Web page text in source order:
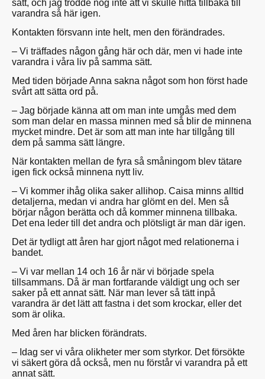
sätt, och jag trodde nog inte att vi skulle hitta tillbaka till
varandra så här igen.
Kontakten försvann inte helt, men den förändrades.
– Vi träffades någon gång här och där, men vi hade inte
varandra i våra liv på samma sätt.
Med tiden började Anna sakna något som hon först hade
svårt att sätta ord på.
– Jag började känna att om man inte umgås med dem
som man delar en massa minnen med så blir de minnena
mycket mindre. Det är som att man inte har tillgång till
dem på samma sätt längre.
När kontakten mellan de fyra så småningom blev tätare
igen fick också minnena nytt liv.
– Vi kommer ihåg olika saker allihop. Caisa minns alltid
detaljerna, medan vi andra har glömt en del. Men så
börjar någon berätta och då kommer minnena tillbaka.
Det ena leder till det andra och plötsligt är man där igen.
Det är tydligt att åren har gjort något med relationerna i
bandet.
– Vi var mellan 14 och 16 år när vi började spela
tillsammans. Då är man fortfarande väldigt ung och ser
saker på ett annat sätt. När man lever så tätt inpå
varandra är det lätt att fastna i det som krockar, eller det
som är olika.
Med åren har blicken förändrats.
– Idag ser vi våra olikheter mer som styrkor. Det försökte
vi säkert göra då också, men nu förstår vi varandra på ett
annat sätt.